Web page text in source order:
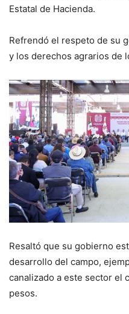
Estatal de Hacienda.
Refrendó el respeto de su
y los derechos agrarios de
Resaltó que su gobierno
desarrollo del campo,
canalizado a este sector el
pesos.